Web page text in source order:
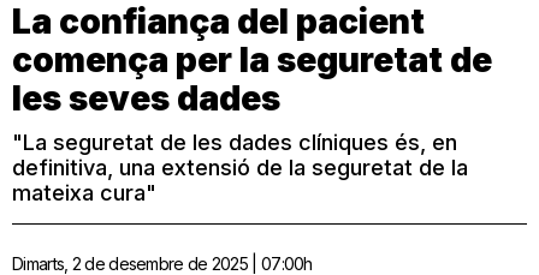
La confiança del pacient
comença per la seguretat de
les seves dades
"La seguretat de les dades clíniques és, en
definitiva, una extensió de la seguretat de la
mateixa cura"
Dimarts, 2 de desembre de 2025 | 07:00h